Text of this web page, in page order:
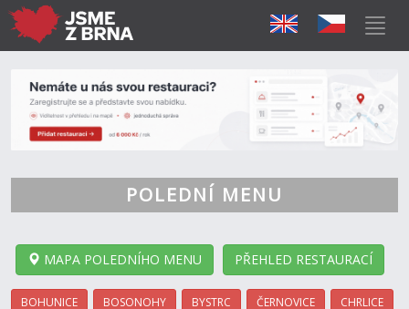
POLEDNÍ MENU
MAPA POLEDNÍHO MENU PŘEHLED RESTAURACÍ
BOHUNICE BOSONOHY BYSTRC ČERNOVICE CHRLICE